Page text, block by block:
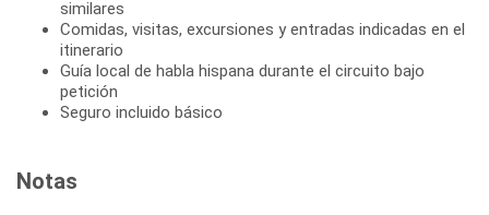
similares
Comidas, visitas, excursiones y entradas indicadas en el
itinerario
Guía local de habla hispana durante el circuito bajo
petición
Seguro incluido básico
Notas